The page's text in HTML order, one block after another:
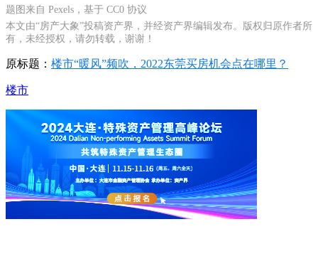
题图来自 Pexels，基于 CC0 协议
本文由“房产大象”投稿资产界，并经资产界编辑发布。版权归原作者所
有，未经授权，请勿转载，谢谢！
原标题： 楼市“暖风”频吹，2022东莞买房机会点在哪里？
楼市